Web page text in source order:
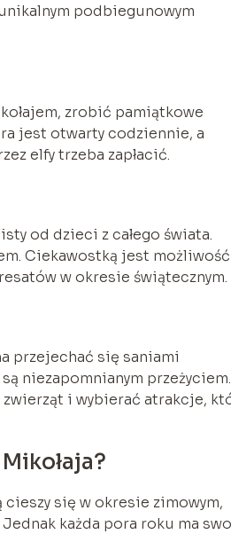
podbiegunowym
zrobić pamiątkowe
jest otwarty codziennie, a
elfy trzeba zapłacić.
od dzieci z całego świata.
Ciekawostką jest możliwość
w okresie świątecznym.
przejechać się saniami
niezapomnianym przeżyciem.
i wybierać atrakcje,
się w okresie zimowym,
każda pora roku ma